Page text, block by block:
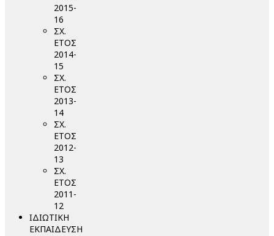
2015-
16
ΣΧ.
ΕΤΟΣ
2014-
15
ΣΧ.
ΕΤΟΣ
2013-
14
ΣΧ.
ΕΤΟΣ
2012-
13
ΣΧ.
ΕΤΟΣ
2011-
12
ΙΔΙΩΤΙΚΗ
ΕΚΠΑΙΔΕΥΣΗ